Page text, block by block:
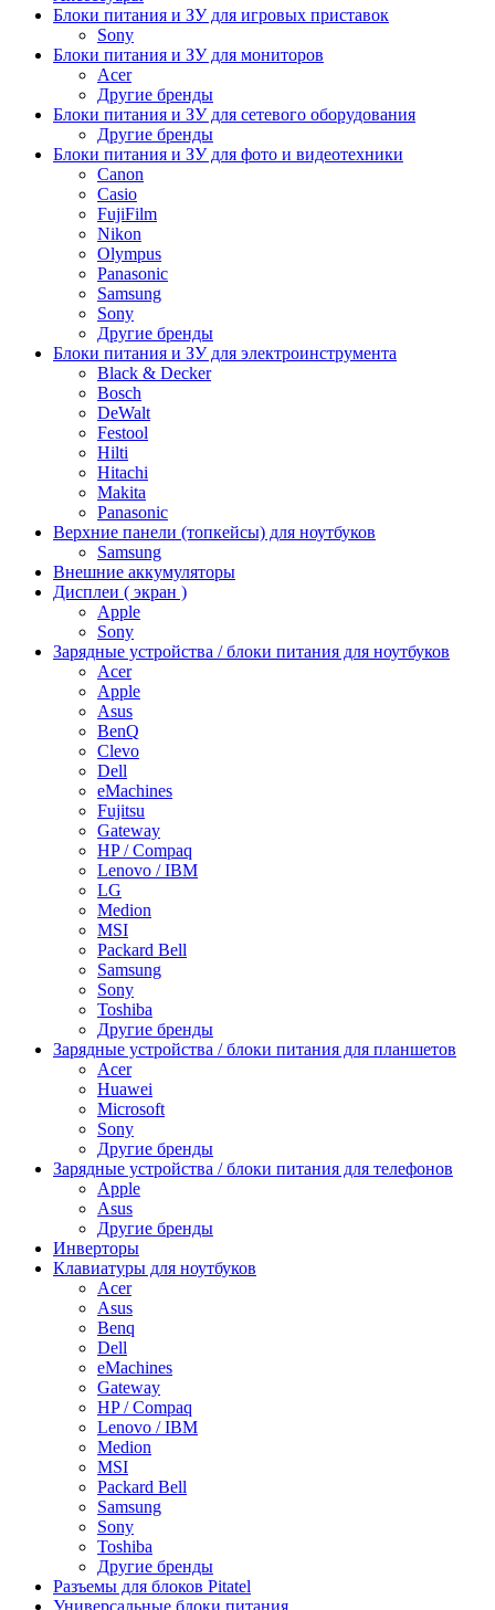
Блоки питания и ЗУ для игровых приставок
Sony
Блоки питания и ЗУ для мониторов
Acer
Другие бренды
Блоки питания и ЗУ для сетевого оборудования
Другие бренды
Блоки питания и ЗУ для фото и видеотехники
Canon
Casio
FujiFilm
Nikon
Olympus
Panasonic
Samsung
Sony
Другие бренды
Блоки питания и ЗУ для электроинструмента
Black & Decker
Bosch
DeWalt
Festool
Hilti
Hitachi
Makita
Panasonic
Верхние панели (топкейсы) для ноутбуков
Samsung
Внешние аккумуляторы
Дисплеи ( экран )
Apple
Sony
Зарядные устройства / блоки питания для ноутбуков
Acer
Apple
Asus
BenQ
Clevo
Dell
eMachines
Fujitsu
Gateway
HP / Compaq
Lenovo / IBM
LG
Medion
MSI
Packard Bell
Samsung
Sony
Toshiba
Другие бренды
Зарядные устройства / блоки питания для планшетов
Acer
Huawei
Microsoft
Sony
Другие бренды
Зарядные устройства / блоки питания для телефонов
Apple
Asus
Другие бренды
Инверторы
Клавиатуры для ноутбуков
Acer
Asus
Benq
Dell
eMachines
Gateway
HP / Compaq
Lenovo / IBM
Medion
MSI
Packard Bell
Samsung
Sony
Toshiba
Другие бренды
Разъемы для блоков Pitatel
Универсальные блоки питания